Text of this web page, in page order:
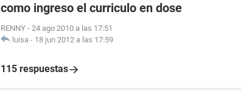
como ingreso el curriculo en dose
RENNY - 24 ago 2010 a las 17:51
luisa - 18 jun 2012 a las 17:59
115 respuestas